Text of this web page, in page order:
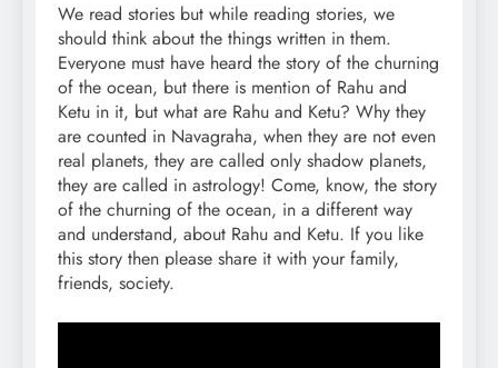
We read stories but while reading stories, we
should think about the things written in them.
Everyone must have heard the story of the churning
of the ocean, but there is mention of Rahu and
Ketu in it, but what are Rahu and Ketu? Why they
are counted in Navagraha, when they are not even
real planets, they are called only shadow planets,
they are called in astrology! Come, know, the story
of the churning of the ocean, in a different way
and understand, about Rahu and Ketu. If you like
this story then please share it with your family,
friends, society.